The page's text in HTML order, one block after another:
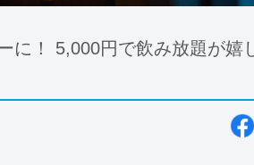
に！ 5,000円で飲み放題が嬉